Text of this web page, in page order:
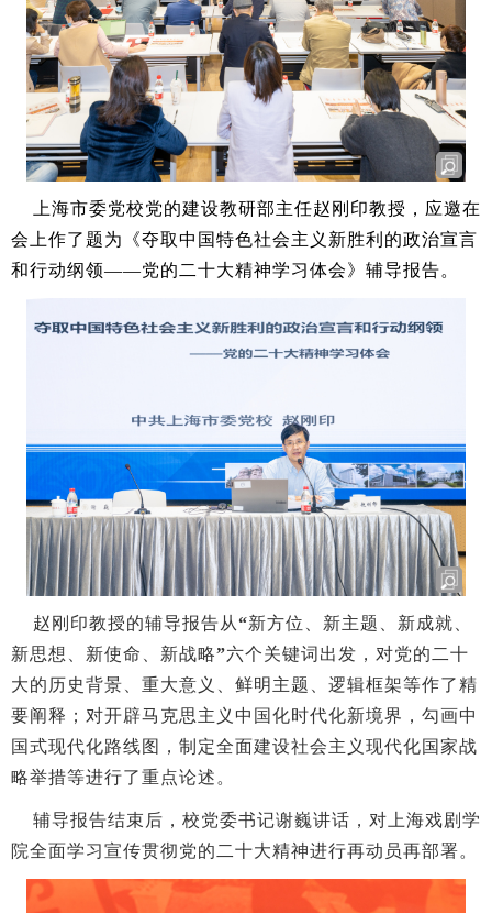
上海市委党校党的建设教研部主任赵刚印教授，应邀在
会上作了题为《夺取中国特色社会主义新胜利的政治宣言
和行动纲领——党的二十大精神学习体会》辅导报告。
赵刚印教授的辅导报告从“新方位、新主题、新成就、
新思想、新使命、新战略”六个关键词出发，对党的二十
大的历史背景、重大意义、鲜明主题、逻辑框架等作了精
要阐释；对开辟马克思主义中国化时代化新境界，勾画中
国式现代化路线图，制定全面建设社会主义现代化国家战
略举措等进行了重点论述。
辅导报告结束后，校党委书记谢巍讲话，对上海戏剧学
院全面学习宣传贯彻党的二十大精神进行再动员再部署。